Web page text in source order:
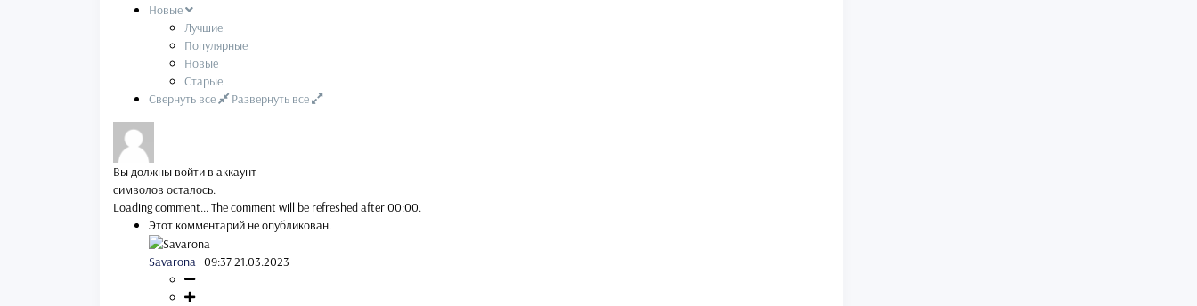
Новые
Лучшие
Популярные
Новые
Старые
Свернуть все
Развернуть все
Вы должны войти в аккаунт
символов осталось.
Loading comment...The comment will be refreshed after00:00.
Этот комментарий не опубликован.
Savarona ·09:37 21.03.2023